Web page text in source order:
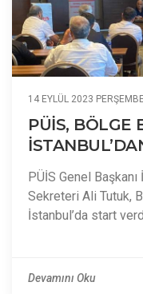
14 EYLÜL 2023
PÜİS, BÖLGE
PÜİS Genel
Sekreteri Ali Tutuk,
İstanbul’da start
Devamını Oku